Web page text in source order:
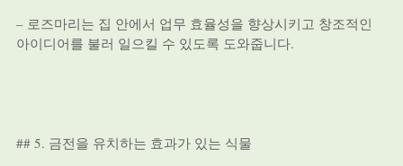
– 로즈마리는 집 안에서 업무 효율성을 향상시키고 창조적인
아이디어를 불러 일으킬 수 있도록 도와줍니다.
## 5. 금전을 유치하는 효과가 있는 식물